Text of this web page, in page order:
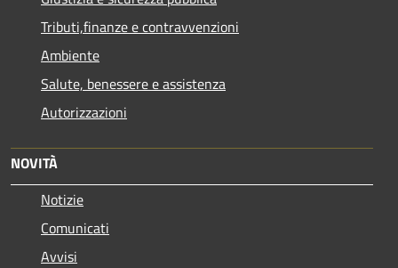
Tributi,finanze e contravvenzioni
Ambiente
Salute, benessere e assistenza
Autorizzazioni
NOVITÀ
Notizie
Comunicati
Avvisi